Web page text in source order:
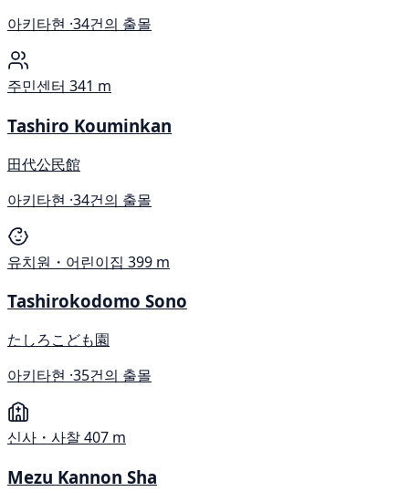
아키타현 ·34건의 출몰
주민센터 341 m
Tashiro Kouminkan
田代公民館
아키타현 ·34건의 출몰
유치원・어린이집 399 m
Tashirokodomo Sono
たしろこども園
아키타현 ·35건의 출몰
신사・사찰407 m
Mezu Kannon Sha